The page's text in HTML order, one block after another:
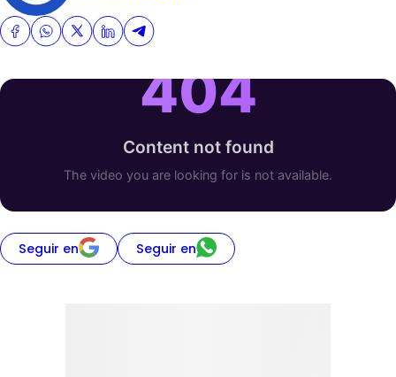
Seguir en Seguir en